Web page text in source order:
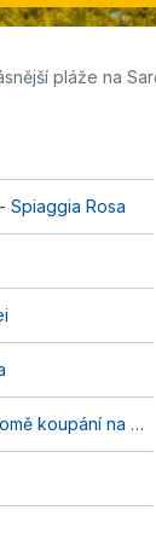
pláže na
Spiaggia Rosa
Co dělat na Sardinii kromě koupání na plážích